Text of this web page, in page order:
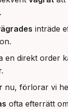
inträde
en direkt order
nu, förlorar vi
ofta efterrätt